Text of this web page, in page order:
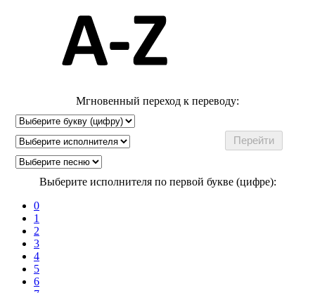
Мгновенный переход к переводу:
Выберите исполнителя по первой букве (цифре):
0
1
2
3
4
5
6